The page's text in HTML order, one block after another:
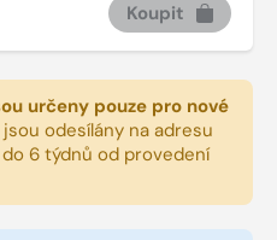
Koupit
určeny pouze pro nové
jsou odesílány na adresu
6 týdnů od provedení